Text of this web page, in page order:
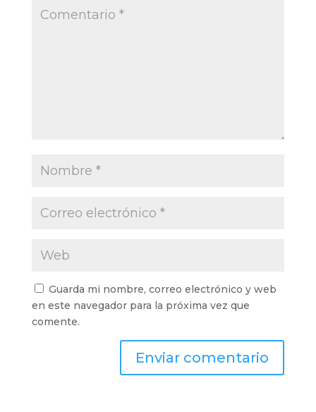
Guarda mi nombre, correo electrónico y web
en este navegador para la próxima vez que
comente.